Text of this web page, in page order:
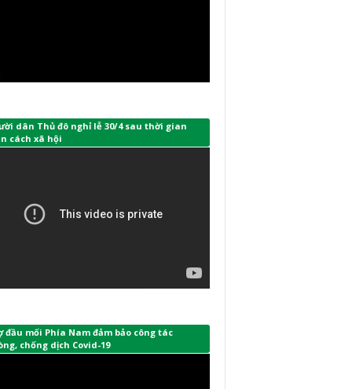
dân Thủ đô nghỉ lễ 30/4 sau thời gian
cách xã hội
đầu mối Phía Nam đảm bảo công tác
chống dịch Covid-19